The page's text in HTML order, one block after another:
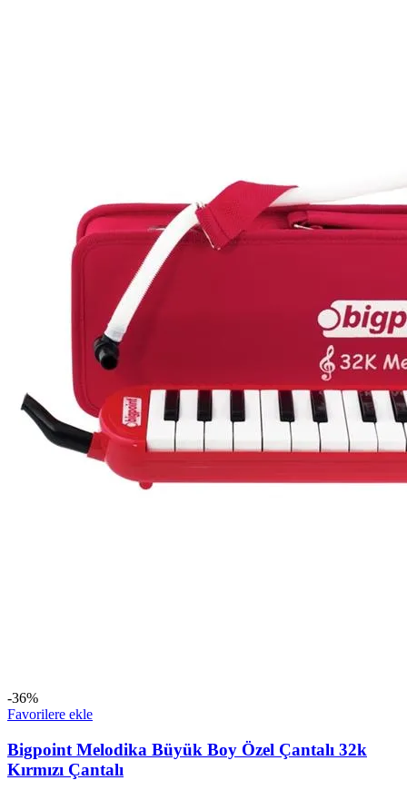
-36%
Favorilere ekle
Bigpoint Melodika Büyük Boy Özel Çantalı 32k
Kırmızı Çantalı